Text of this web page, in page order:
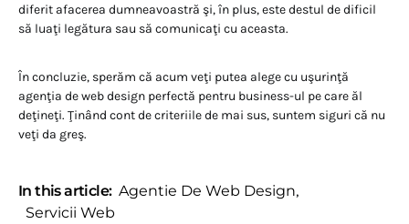
diferit afacerea dumneavoastră şi, în plus, este destul de dificil
să luaţi legătura sau să comunicaţi cu aceasta.
În concluzie, sperăm că acum veţi putea alege cu uşurinţă
agenţia de web design perfectă pentru business-ul pe care ăl
deţineţi. Ţinând cont de criteriile de mai sus, suntem siguri că nu
veţi da greş.
In this article: Agentie De Web Design,
Servicii Web